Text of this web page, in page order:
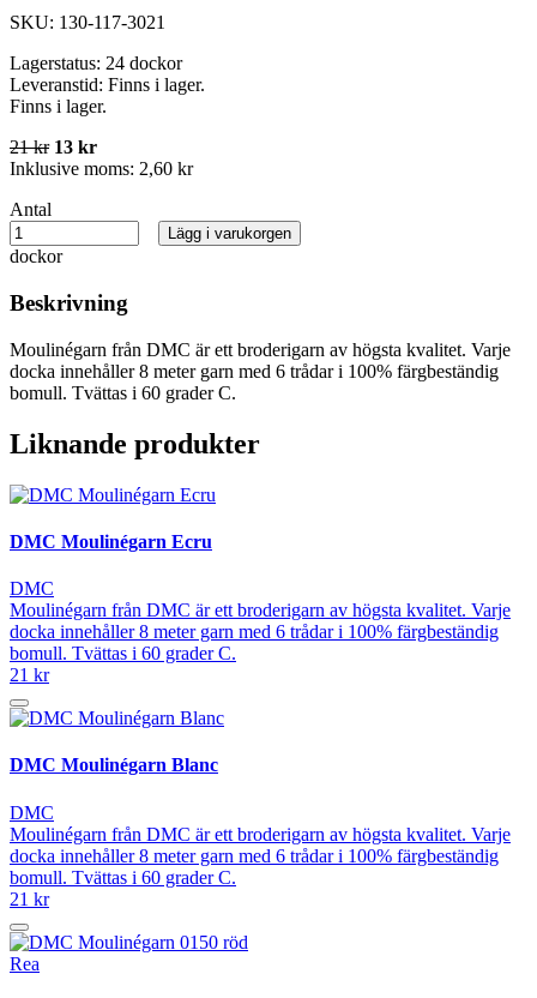
SKU: 130-117-3021
Lagerstatus: 24 dockor
Leveranstid: Finns i lager.
Finns i lager.
21 kr 13 kr
Inklusive moms: 2,60 kr
Antal
dockor
Lägg i varukorgen
Beskrivning
Moulinégarn från DMC är ett broderigarn av högsta kvalitet. Varje
docka innehåller 8 meter garn med 6 trådar i 100% färgbeständig
bomull. Tvättas i 60 grader C.
Liknande produkter
DMC Moulinégarn Ecru
DMC
Moulinégarn från DMC är ett broderigarn av högsta kvalitet. Varje
docka innehåller 8 meter garn med 6 trådar i 100% färgbeständig
bomull. Tvättas i 60 grader C.
21 kr
DMC Moulinégarn Blanc
DMC
Moulinégarn från DMC är ett broderigarn av högsta kvalitet. Varje
docka innehåller 8 meter garn med 6 trådar i 100% färgbeständig
bomull. Tvättas i 60 grader C.
21 kr
Rea